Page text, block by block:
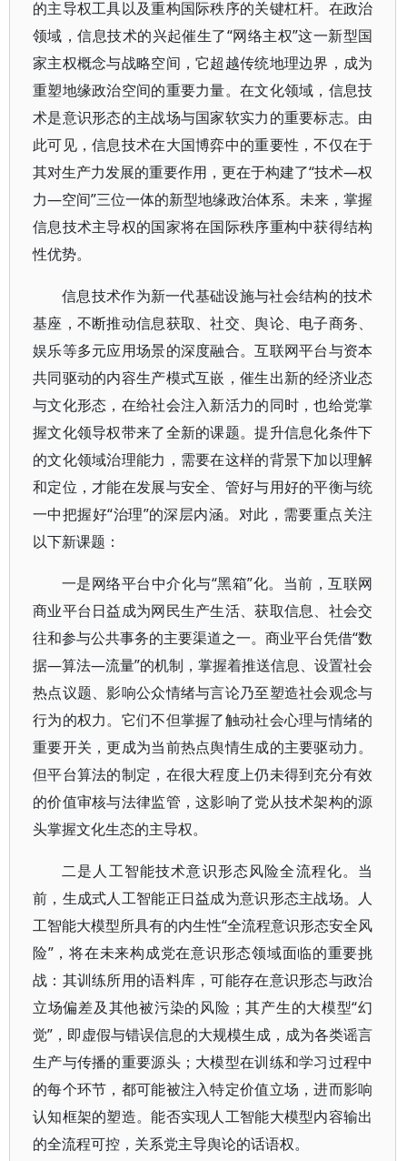
的主导权工具以及重构国际秩序的关键杠杆。在政治
领域，信息技术的兴起催生了“网络主权”这一新型国
家主权概念与战略空间，它超越传统地理边界，成为
重塑地缘政治空间的重要力量。在文化领域，信息技
术是意识形态的主战场与国家软实力的重要标志。由
此可见，信息技术在大国博弈中的重要性，不仅在于
其对生产力发展的重要作用，更在于构建了“技术—权
力—空间”三位一体的新型地缘政治体系。未来，掌握
信息技术主导权的国家将在国际秩序重构中获得结构
性优势。
信息技术作为新一代基础设施与社会结构的技术
基座，不断推动信息获取、社交、舆论、电子商务、
娱乐等多元应用场景的深度融合。互联网平台与资本
共同驱动的内容生产模式互嵌，催生出新的经济业态
与文化形态，在给社会注入新活力的同时，也给党掌
握文化领导权带来了全新的课题。提升信息化条件下
的文化领域治理能力，需要在这样的背景下加以理解
和定位，才能在发展与安全、管好与用好的平衡与统
一中把握好“治理”的深层内涵。对此，需要重点关注
以下新课题：
一是网络平台中介化与“黑箱”化。当前，互联网
商业平台日益成为网民生产生活、获取信息、社会交
往和参与公共事务的主要渠道之一。商业平台凭借“数
据—算法—流量”的机制，掌握着推送信息、设置社会
热点议题、影响公众情绪与言论乃至塑造社会观念与
行为的权力。它们不但掌握了触动社会心理与情绪的
重要开关，更成为当前热点舆情生成的主要驱动力。
但平台算法的制定，在很大程度上仍未得到充分有效
的价值审核与法律监管，这影响了党从技术架构的源
头掌握文化生态的主导权。
二是人工智能技术意识形态风险全流程化。当
前，生成式人工智能正日益成为意识形态主战场。人
工智能大模型所具有的内生性“全流程意识形态安全风
险”，将在未来构成党在意识形态领域面临的重要挑
战：其训练所用的语料库，可能存在意识形态与政治
立场偏差及其他被污染的风险；其产生的大模型“幻
觉”，即虚假与错误信息的大规模生成，成为各类谣言
生产与传播的重要源头；大模型在训练和学习过程中
的每个环节，都可能被注入特定价值立场，进而影响
认知框架的塑造。能否实现人工智能大模型内容输出
的全流程可控，关系党主导舆论的话语权。